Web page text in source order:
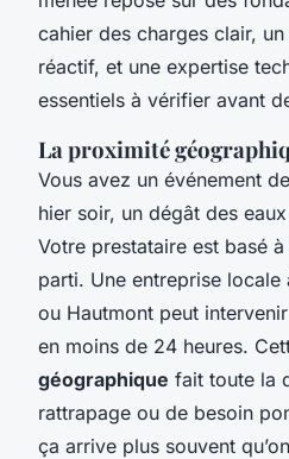
cahier des charges clair,
réactif, et une expertise
essentiels à vérifier avant
La proximité
Vous avez un événement
hier soir, un dégât des
Votre prestataire est basé
parti. Une entreprise locale
ou Hautmont peut
en moins de 24 heures.
géographique fait toute la
rattrapage ou de besoin
ça arrive plus souvent